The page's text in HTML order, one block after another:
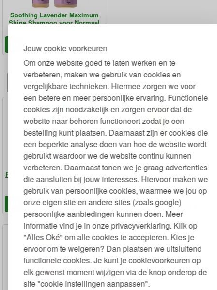
Jouw cookie voorkeuren
Om onze website goed te laten werken en te
verbeteren, maken we gebruik van cookies en
vergelijkbare technieken. Hiermee zorgen we voor
een betere en meer persoonlijke ervaring. Functionele
cookies zijn noodzakelijk en zorgen ervoor dat de
website naar behoren functioneert zodat je een
bestelling kunt plaatsen. Daarnaast zijn er cookies die
een beperkte analyse doen van hoe de website wordt
gebruikt waardoor we de website continu kunnen
verbeteren. Daarnaast tonen we je graag advertenties
die aansluiten bij jouw interesses. Hiervoor maken we
gebruik van persoonlijke cookies, waarmee we jou op
onze eigen site en andere sites (zoals google)
persoonlijke aanbiedingen kunnen doen. Meer
informatie vind je in onze privacyverklaring. Klik op
"Alles Oké" om alle cookies te accepteren. Kies je
ervoor om te weigeren? Dan plaatsen we uitsluitend
functionele cookies. Je kunt je cookievoorkeuren op
elk gewenst moment wijzigen via de knop onderop de
site "cookie instellingen aanpassen".
Soothing Lavender Maximum
Shine Shampoo voor Normaal
€10,
Alternatieven
Fragrance Free Conditioner voor
Gevoelige Hoofdhuid 180 ml
€10,09
Haver Herstellende Conditioner
Beschadigd Haar 200 ml
12,